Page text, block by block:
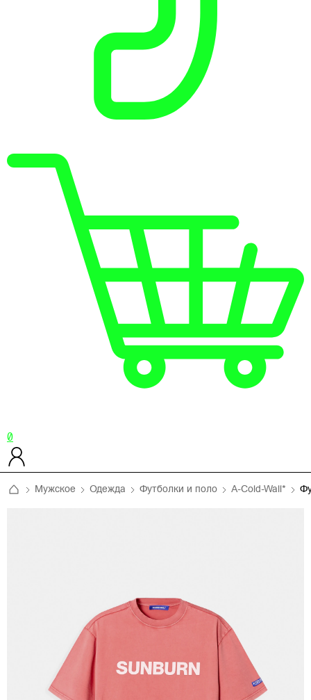
0
Мужское Одежда Футболки и поло A-Cold-Wall*